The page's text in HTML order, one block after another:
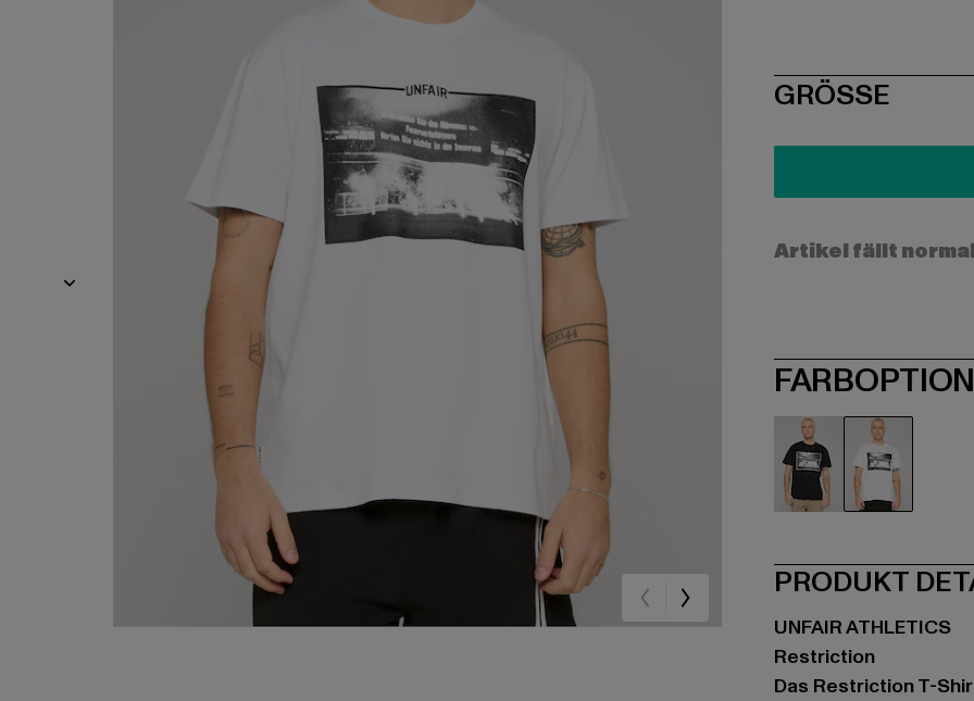
SIZE
GRÖSSE
Artikel fällt
PRODUKT
UNFAIR ATHLETICS
Restriction
Das Restriction T-